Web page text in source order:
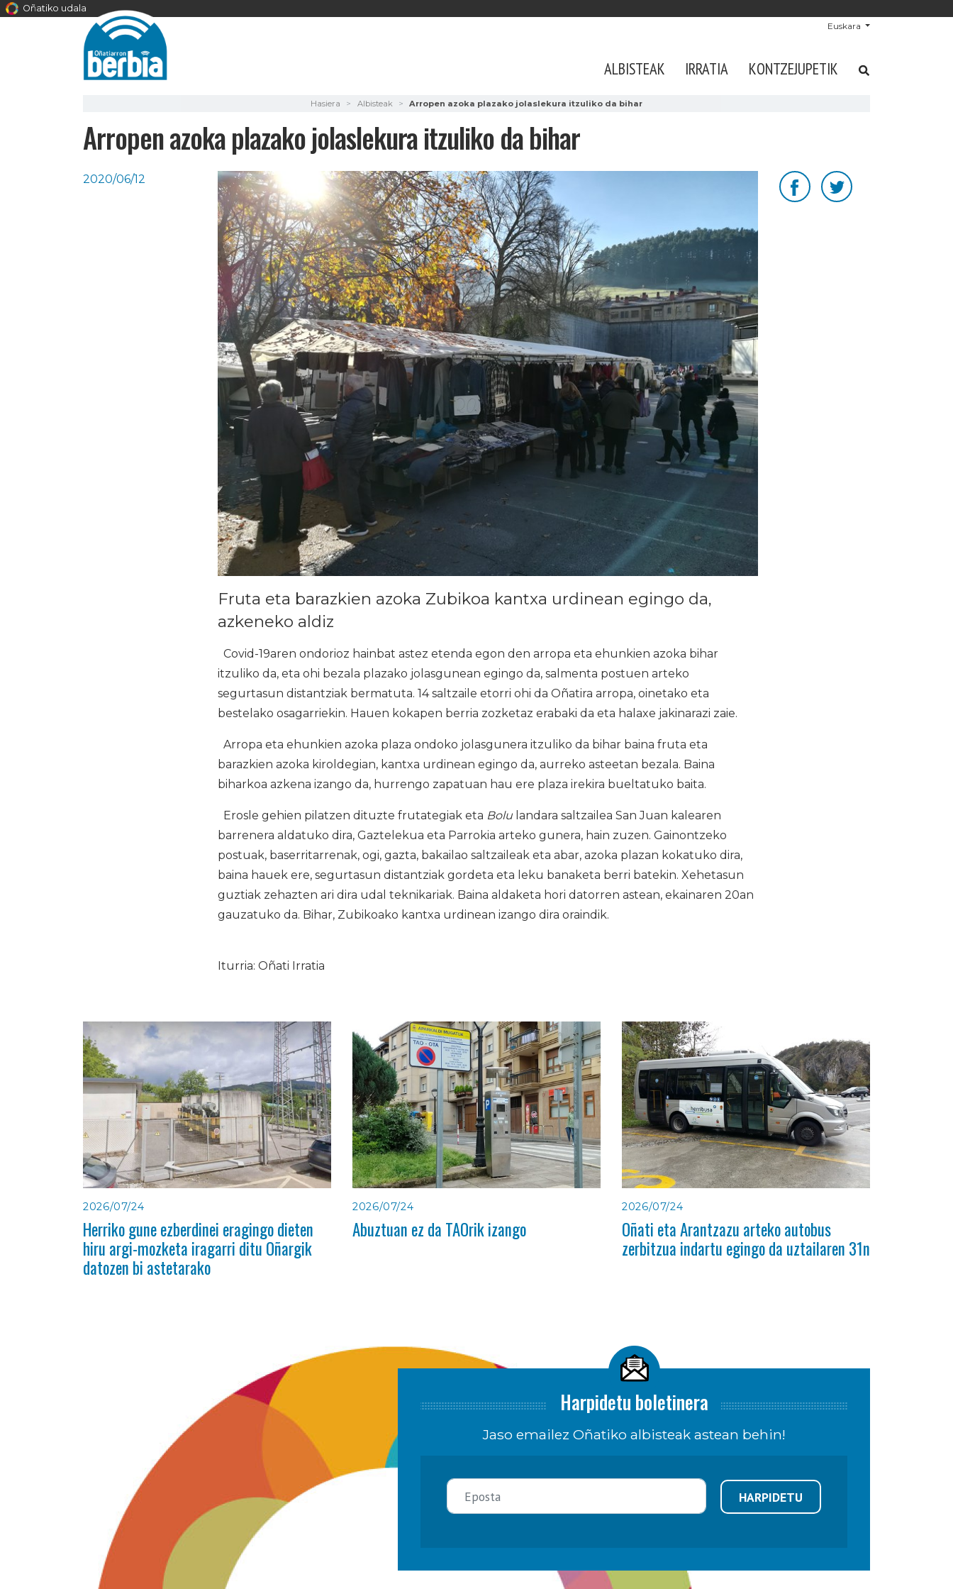
Oñatiko udala
Euskara
ALBISTEAK IRRATIA KONTZEJUPETIK
Hasiera Albisteak Arropen azoka plazako jolaslekura itzuliko da bihar
Arropen azoka plazako jolaslekura itzuliko da bihar
2020/06/12
Fruta eta barazkien azoka Zubikoa kantxa urdinean egingo da,
azkeneko aldiz
Covid-19aren ondorioz hainbat astez etenda egon den arropa eta ehunkien azoka bihar
itzuliko da, eta ohi bezala plazako jolasgunean egingo da, salmenta postuen arteko
segurtasun distantziak bermatuta. 14 saltzaile etorri ohi da Oñatira arropa, oinetako eta
bestelako osagarriekin. Hauen kokapen berria zozketaz erabaki da eta halaxe jakinarazi zaie.
Arropa eta ehunkien azoka plaza ondoko jolasgunera itzuliko da bihar baina fruta eta
barazkien azoka kiroldegian, kantxa urdinean egingo da, aurreko asteetan bezala. Baina
biharkoa azkena izango da, hurrengo zapatuan hau ere plaza irekira bueltatuko baita.
Erosle gehien pilatzen dituzte frutategiak eta Bolu landara saltzailea San Juan kalearen
barrenera aldatuko dira, Gaztelekua eta Parrokia arteko gunera, hain zuzen. Gainontzeko
postuak, baserritarrenak, ogi, gazta, bakailao saltzaileak eta abar, azoka plazan kokatuko dira,
baina hauek ere, segurtasun distantziak gordeta eta leku banaketa berri batekin. Xehetasun
guztiak zehazten ari dira udal teknikariak. Baina aldaketa hori datorren astean, ekainaren 20an
gauzatuko da. Bihar, Zubikoako kantxa urdinean izango dira oraindik.
Iturria: Oñati Irratia
2026/07/24
Herriko gune ezberdinei eragingo dieten
hiru argi-mozketa iragarri ditu Oñargik
datozen bi astetarako
2026/07/24
Abuztuan ez da TAOrik izango
2026/07/24
Oñati eta Arantzazu arteko autobus
zerbitzua indartu egingo da uztailaren 31n
Harpidetu boletinera
Jaso emailez Oñatiko albisteak astean behin!
HARPIDETU